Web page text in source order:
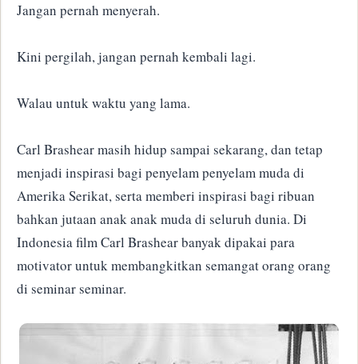
Jangan pernah menyerah.
Kini pergilah, jangan pernah kembali lagi.
Walau untuk waktu yang lama.
Carl Brashear masih hidup sampai sekarang, dan tetap
menjadi inspirasi bagi penyelam penyelam muda di
Amerika Serikat, serta memberi inspirasi bagi ribuan
bahkan jutaan anak anak muda di seluruh dunia. Di
Indonesia film Carl Brashear banyak dipakai para
motivator untuk membangkitkan semangat orang orang
di seminar seminar.